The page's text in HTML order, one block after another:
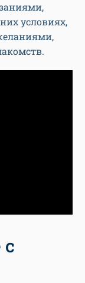
условиях,